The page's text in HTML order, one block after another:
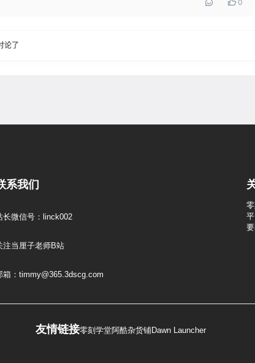
0
论了
系我们
长微信号：linck002
注当厘子老师B站
箱：timmy@365.3dscg.com
友情链接零刻学堂阿酷杂货铺Dawn Launcher